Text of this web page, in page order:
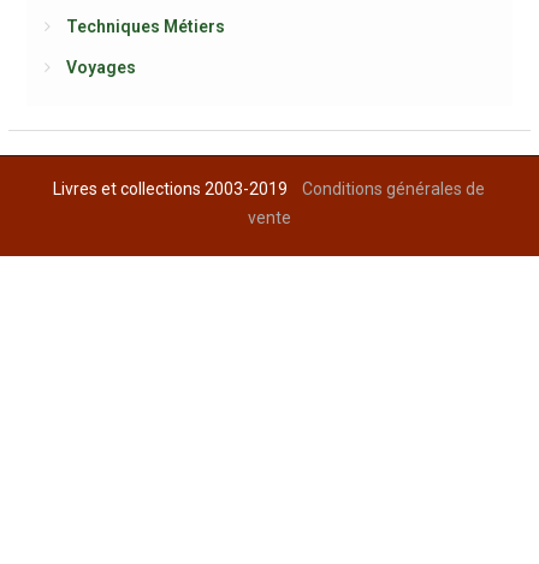
Techniques Métiers
Voyages
Livres et collections 2003-2019Conditions générales de
vente